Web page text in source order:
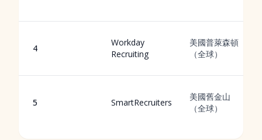
4
Workday
Recruiting
美國普萊森頓
（全球）
5 SmartRecruiters
美國舊金山
（全球）